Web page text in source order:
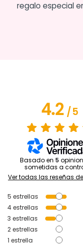
regalo especial
4.2/5
Basado en 5
sometidas a
Ver todas las reseñas
5 estrellas
4estrellas
3 estrellas
2estrellas
1 estrella